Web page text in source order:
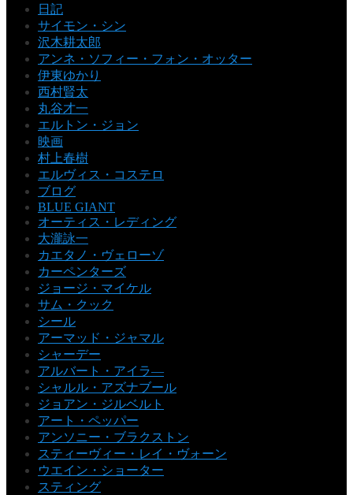
日記
サイモン・シン
沢木耕太郎
アンネ・ソフィー・フォン・オッター
伊東ゆかり
西村賢太
丸谷才一
エルトン・ジョン
映画
村上春樹
エルヴィス・コステロ
ブログ
BLUE GIANT
オーティス・レディング
大瀧詠一
カエタノ・ヴェローゾ
カーペンターズ
ジョージ・マイケル
サム・クック
シール
アーマッド・ジャマル
シャーデー
アルバート・アイラ―
シャルル・アズナブール
ジョアン・ジルベルト
アート・ペッパー
アンソニー・ブラクストン
スティーヴィー・レイ・ヴォーン
ウエイン・ショーター
スティング